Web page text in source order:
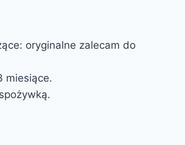
oryginalne zalecam do
miesiące.